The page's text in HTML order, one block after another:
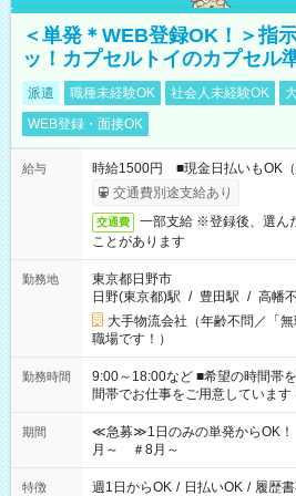
＜単発＊WEB登録OK！＞指
ッ！カプセルトイのカプセル
派遣 職種未経験OK 社会人未経験OK
WEB登録・面接OK
給与
時給1500円 ■現金日払いもOK（
交通費別途支給あり
交通費
一部支給 ※登録後、選ん
ことがあります
勤務地
東京都日野市
日野(東京都)駅 / 豊田駅 / 高幡
大手物流会社（年齢不問／「
職場です！）
勤務時間
9:00～18:00など ■希望の時間帯を選べます！
間帯でお仕事をご用意していま
17:00～22:00 13:00～22:00
期間
≪急募≫1日のみの単発からOK
月～ ＃8月～
特徴 週1日からOK / 日払いOK / 履歴